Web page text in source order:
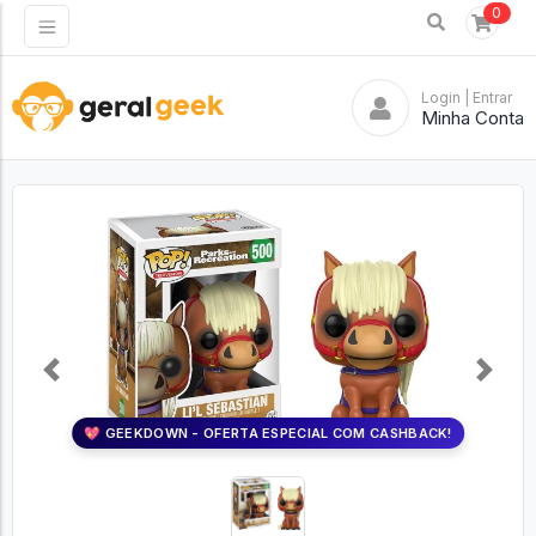
0
Login | Entrar
Minha Conta
💖 GEEKDOWN - OFERTA ESPECIAL COM CASHBACK!
Previous Next